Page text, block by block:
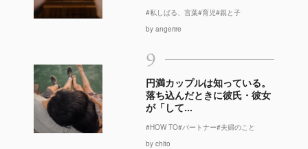
#私しばる、言葉#育児#親と子
by angerire
9
円満カップルは知っている。
落ち込んだときに彼氏・彼女
が「して...
#HOW TO#パートナー#夫婦のこと
by chito